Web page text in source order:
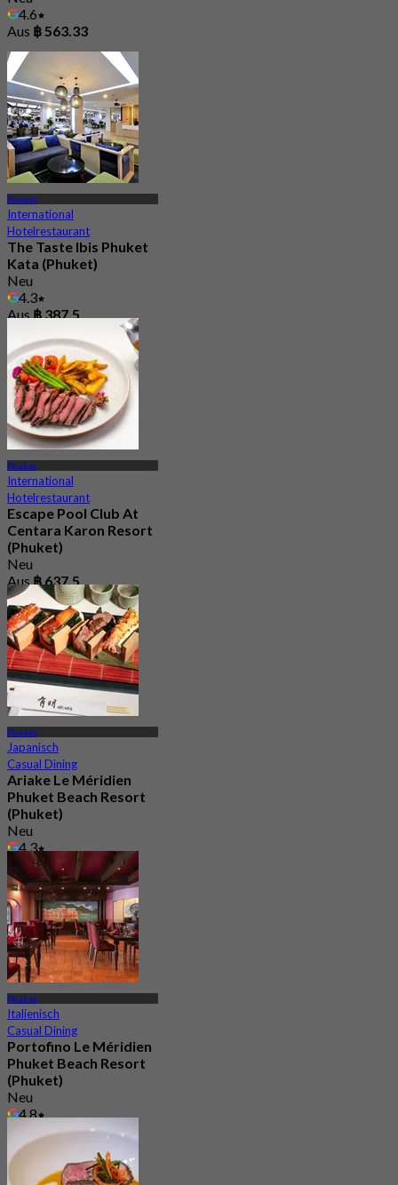
4.6
Aus ฿ 563.33
Phuket
International
Hotelrestaurant
The Taste Ibis Phuket
Kata (Phuket)
Neu
4.3
Aus฿ 387.5
Phuket
International
Hotelrestaurant
Escape Pool Club At
Centara Karon Resort
(Phuket)
Neu
Aus฿ 637.5
Phuket
Japanisch
Casual Dining
Ariake Le Méridien
Phuket Beach Resort
(Phuket)
Neu
4.3
Aus ฿ 890
Phuket
Italienisch
Casual Dining
Portofino Le Méridien
Phuket Beach Resort
(Phuket)
Neu
4.8
฿ 890